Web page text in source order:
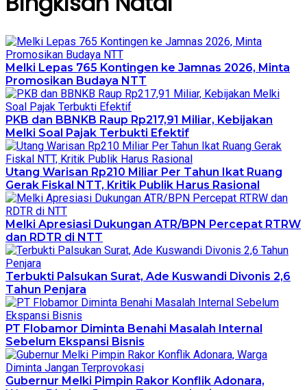
Melki Lepas 765 Kontingen ke Jamnas 2026, Minta
Promosikan Budaya NTT
PKB dan BBNKB Raup Rp217,91 Miliar, Kebijakan
Melki Soal Pajak Terbukti Efektif
Utang Warisan Rp210 Miliar Per Tahun Ikat Ruang
Gerak Fiskal NTT, Kritik Publik Harus Rasional
Melki Apresiasi Dukungan ATR/BPN Percepat RTRW
dan RDTR di NTT
Terbukti Palsukan Surat, Ade Kuswandi Divonis 2,6
Tahun Penjara
PT Flobamor Diminta Benahi Masalah Internal
Sebelum Ekspansi Bisnis
Gubernur Melki Pimpin Rakor Konflik Adonara,